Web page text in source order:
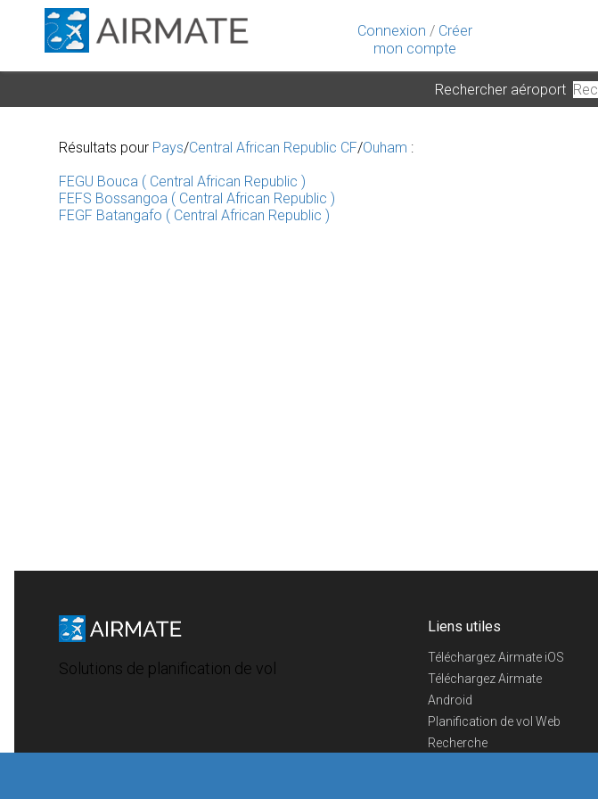
Connexion / Créer
mon compte
Rechercher aéroport
Résultats pour Pays/Central African Republic CF/Ouham :
FEGU Bouca ( Central African Republic )
FEFS Bossangoa ( Central African Republic )
FEGF Batangafo ( Central African Republic )
Solutions de planification de vol
Liens utiles
Téléchargez Airmate iOS
Téléchargez Airmate
Android
Planification de vol Web
Recherche